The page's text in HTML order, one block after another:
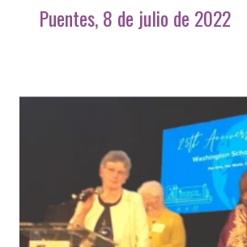
Puentes, 8 de julio de 2022